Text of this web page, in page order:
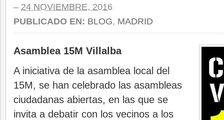
– 24 NOVIEMBRE, 2016
PUBLICADO EN: BLOG, MADRID
Asamblea 15M Villalba
A iniciativa de la asamblea local del
15M, se han celebrado las asambleas
ciudadanas abiertas, en las que se
invita a debatir con los vecinos a los